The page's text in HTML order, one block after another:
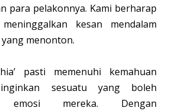
para pelakonnya. Kami berharap
kesan mendalam
menonton.
pasti memenuhi kemahuan
sesuatu yang boleh
emosi mereka. Dengan